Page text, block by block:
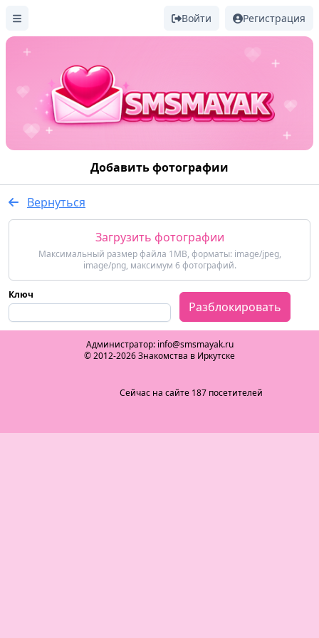
Войти Регистрация
Добавить фотографии
Вернуться
Загрузить фотографии
Максимальный размер файла 1MB, форматы: image/jpeg,
image/png, максимум 6 фотографий.
Ключ
Разблокировать
Администратор: info@smsmayak.ru
© 2012-2026 Знакомства в Иркутске
Сейчас на сайте 187 посетителей